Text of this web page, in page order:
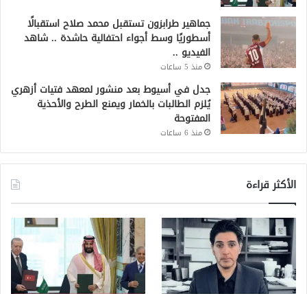
جماهير طرابزون تستقبل محمد صلاح استقبالًا
أسطوريًا وسط أجواء احتفالية حاشدة .. شاهد
الفيديو ..
منذ 5 ساعات
جدل في أسيوط بعد منشور لمعهد فتيات أزهري
يُلزم الطالبات بالخمار ويمنع الطرح والأحذية
المفتوحة
منذ 6 ساعات
الأكثر قراءة